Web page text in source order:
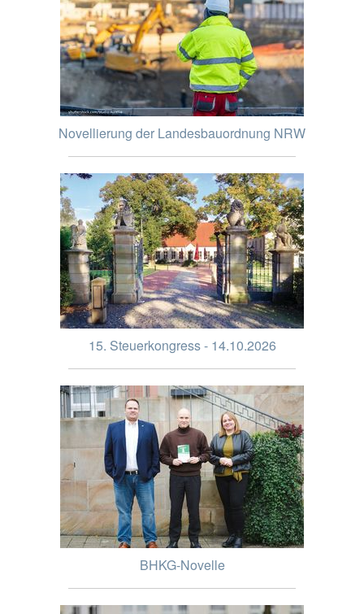
Novellierung der Landesbauordnung NRW
15. Steuerkongress - 14.10.2026
BHKG-Novelle